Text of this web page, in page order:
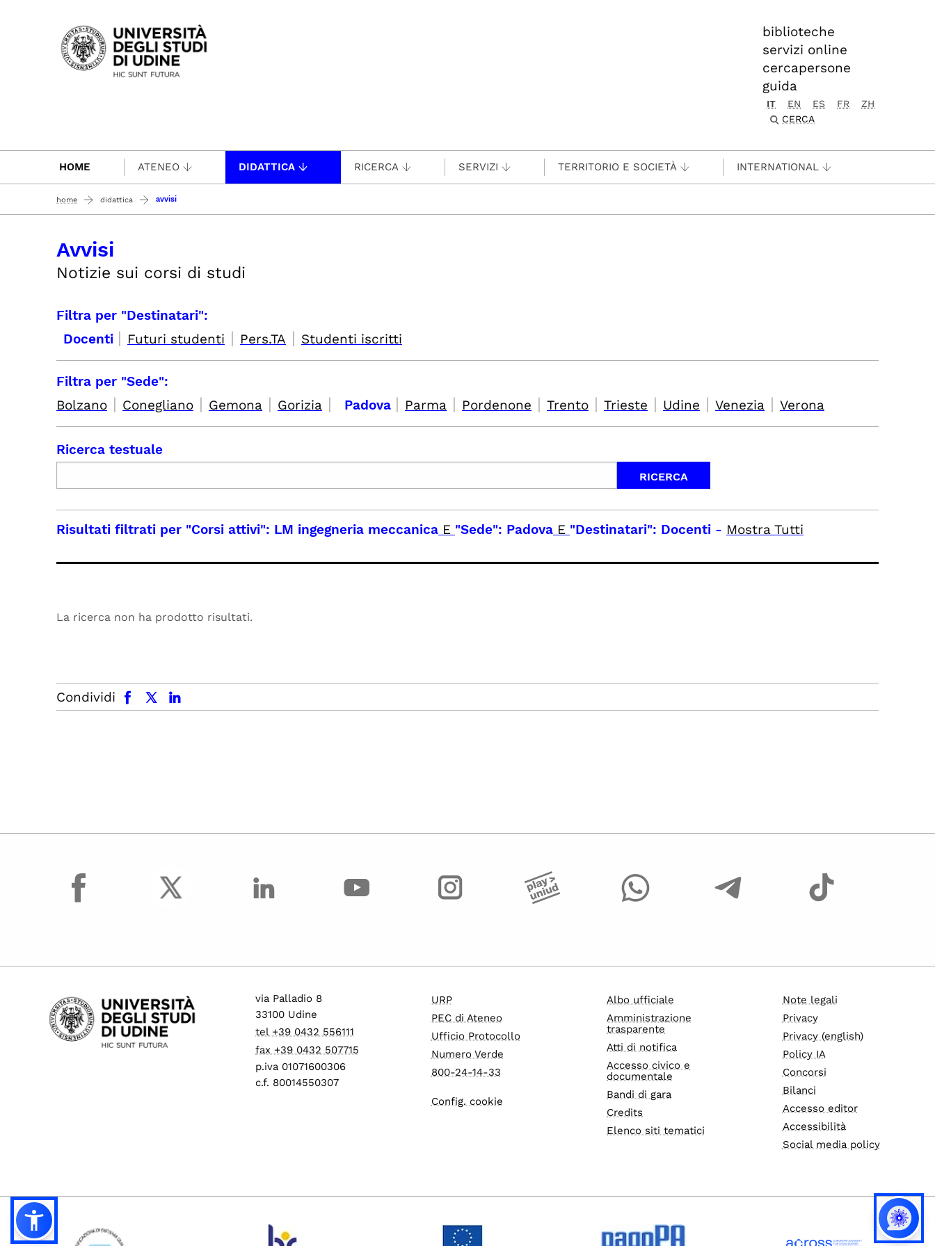
Passa al contenuto principale
biblioteche
servizi online
cercapersone
guida
IT EN ES FR
ZH
CERCA
HOME ATENEO DIDATTICA RICERCA SERVIZI TERRITORIO E SOCIETÀ INTERNATIONAL
home didattica avvisi
Avvisi
Notizie sui corsi di studi
Filtra per "Destinatari":
Docenti | Futuri studenti | Pers.TA | Studenti iscritti
Filtra per "Sede":
Bolzano | Conegliano | Gemona | Gorizia | Padova | Parma | Pordenone | Trento | Trieste | Udine | Venezia | Verona
Ricerca testuale
Risultati filtrati per "Corsi attivi": LM ingegneria meccanica E "Sede": Padova E "Destinatari": Docenti - Mostra Tutti
La ricerca non ha prodotto risultati.
Condividi
facebook x.com linkedin
facebook
via Palladio 8
33100 Udine
tel +39 0432 556111
fax +39 0432 507715
p.iva 01071600306
c.f. 80014550307
URP
PEC di Ateneo
Ufficio Protocollo
Numero Verde
800-24-14-33
Config. cookie
Albo ufficiale
Amministrazione
trasparente
Atti di notifica
Accesso civico e
documentale
Bandi di gara
Credits
Elenco siti tematici
Note legali
Privacy
Privacy (english)
Policy IA
Concorsi
Bilanci
Accesso editor
Accessibilità
Social media policy